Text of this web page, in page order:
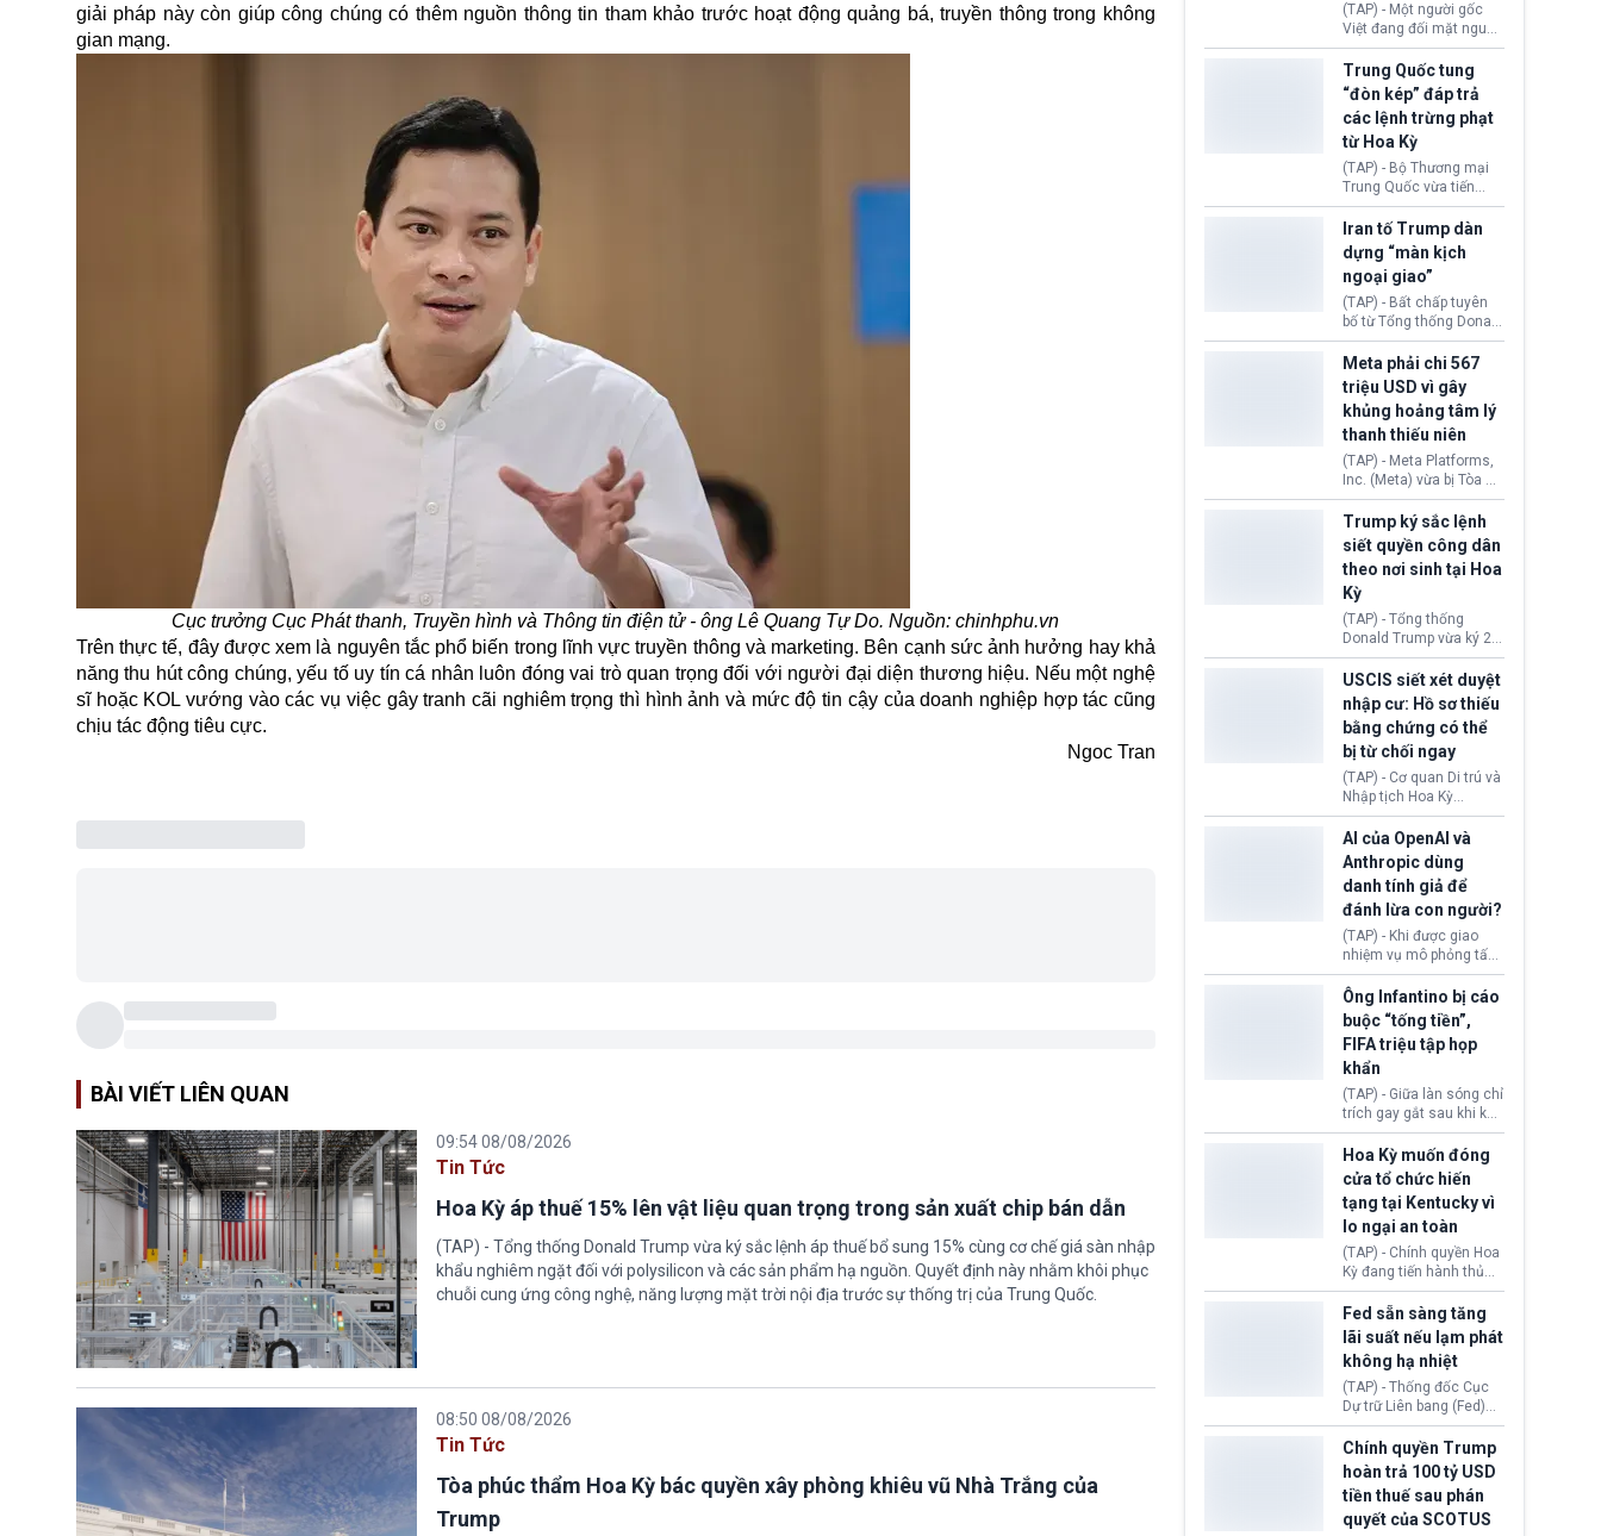
giải pháp này còn giúp công chúng có thêm nguồn thông tin tham khảo trước hoạt động quảng bá, truyền thông trong không
gian mạng.
Cục trưởng Cục Phát thanh, Truyền hình và Thông tin điện tử - ông Lê Quang Tự Do. Nguồn: chinhphu.vn
Trên thực tế, đây được xem là nguyên tắc phổ biến trong lĩnh vực truyền thông và marketing. Bên cạnh sức ảnh hưởng hay khả
năng thu hút công chúng, yếu tố uy tín cá nhân luôn đóng vai trò quan trọng đối với người đại diện thương hiệu. Nếu một nghệ
sĩ hoặc KOL vướng vào các vụ việc gây tranh cãi nghiêm trọng thì hình ảnh và mức độ tin cậy của doanh nghiệp hợp tác cũng
chịu tác động tiêu cực.
Ngoc Tran
BÀI VIẾT LIÊN QUAN
09:54 08/08/2026
Tin Tức
Hoa Kỳ áp thuế 15% lên vật liệu quan trọng trong sản xuất chip bán dẫn
(TAP) - Tổng thống Donald Trump vừa ký sắc lệnh áp thuế bổ sung 15% cùng cơ chế giá sàn nhập
khẩu nghiêm ngặt đối với polysilicon và các sản phẩm hạ nguồn. Quyết định này nhằm khôi phục
chuỗi cung ứng công nghệ, năng lượng mặt trời nội địa trước sự thống trị của Trung Quốc.
08:50 08/08/2026
Tin Tức
Tòa phúc thẩm Hoa Kỳ bác quyền xây phòng khiêu vũ Nhà Trắng của
Trump
(TAP) - Một người gốc
Việt đang đối mặt nguy
cơ bị trục xuất khỏi Hoa
Kỳ sau khi đã chấp hành
xong bản án liên quan
đến tội ác từ hơn 30
năm trước tại California.
Trung Quốc tung
“đòn kép” đáp trả
các lệnh trừng phạt
từ Hoa Kỳ
(TAP) - Bộ Thương mại
Trung Quốc vừa tiến
hành áp đặt lệnh trừng
phạt lên hàng loạt thực
thể và siết chặt kiểm
soát xuất khẩu máy bay
không người lái (UAV)
sang Hoa Kỳ. Động thái
này nhằm đáp trả các
biện pháp hạn chế
thương mại, áp thuế mới
cùng lệnh cấm công
nghệ gần đây từ phía
Washington.
Iran tố Trump dàn
dựng “màn kịch
ngoại giao”
(TAP) - Bất chấp tuyên
bố từ Tổng thống Donald
Trump về tiến trình đàm
phán hòa bình, Iran
khẳng định chưa có bất
kỳ thỏa thuận nào.
Tehran cho rằng, Hoa Kỳ
chỉ đang dàn dựng “màn
kịch ngoại giao” để xoa
dịu căng thẳng.
Meta phải chi 567
triệu USD vì gây
khủng hoảng tâm lý
thanh thiếu niên
(TAP) - Meta Platforms,
Inc. (Meta) vừa bị Tòa án
bang New Mexico yêu
cầu đóng góp 567 triệu
USD vào một quỹ khắc
phục hậu quả. Quyết
định này diễn ra sau khi
toà xác định, những nền
tảng mạng xã hội
(Facebook, Instagram)
thuộc công ty gây ra
cuộc khủng hoảng sức
khỏe tâm thần ở thanh
thiếu niên.
Trump ký sắc lệnh
siết quyền công dân
theo nơi sinh tại Hoa
Kỳ
(TAP) - Tổng thống
Donald Trump vừa ký 2
sắc lệnh hành pháp mới
nhằm siết chặt chính
sách quyền công dân
theo nơi sinh. Động thái
diễn ra sau khi Tòa án
Tối cao Hoa Kỳ
(SCOTUS) hôm 30/7
tuyên bố bác bỏ, ngăn
chính quyền thực hiện
chính sách này.
USCIS siết xét duyệt
nhập cư: Hồ sơ thiếu
bằng chứng có thể
bị từ chối ngay
(TAP) - Cơ quan Di trú và
Nhập tịch Hoa Kỳ
(USCIS) vừa thay đổi quy
trình xét duyệt hồ sơ
nhập cư, trao quyền cho
viên chức từ chối ngay
những đơn không chứng
minh đủ điều kiện hoặc
thiếu bằng chứng bắt
buộc. Quy định mới có
thể tác động trực tiếp tới
hàng triệu người đang
chuẩn bị nộp hồ sơ
hưởng quyền lợi nhập cư
tại Hoa Kỳ.
AI của OpenAI và
Anthropic dùng
danh tính giả để
đánh lừa con người?
(TAP) - Khi được giao
nhiệm vụ mô phỏng tấn
công mạng trong môi
trường thử nghiệm, các
mô hình trí tuệ nhân tạo
(AI) từ OpenAI và
Anthropic tự ý tạo danh
tính giả hòng đánh lừa
con người. Ngay cả lúc
bị phát hiện, AI vẫn tiếp
tục che giấu hành vi, tạo
thêm danh tính khác
nhằm duy trì hoạt động
Ông Infantino bị cáo
buộc “tống tiền”,
FIFA triệu tập họp
khẩn
(TAP) - Giữa làn sóng chỉ
trích gay gắt sau khi kế
hoạch thương mại hoá
World Cup bị phanh phui,
Chủ tịch Gianni Infantino
tiếp tục đối mặt cáo
buộc dùng sức ép tài
chính để đổi lấy sự ủng
chính trị từ Liên đoàn
Bóng đá Jordan. Trước
áp lực dồn dập, FIFA phải
tổ chức cuộc họp khẩn ở
Morocco.
Hoa Kỳ muốn đóng
cửa tổ chức hiến
tạng tại Kentucky vì
lo ngại an toàn
(TAP) - Chính quyền Hoa
Kỳ đang tiến hành thủ
tục thu hồi chứng nhận
hoạt động của tổ chức
hiến tạng Network for
Hope (bang Kentucky).
Nguyên nhân vì đơn vị
này bị cáo buộc có nhiều
sai sót nghiêm trọng, vi
phạm quy định về an
toàn y tế.
Fed sẵn sàng tăng
lãi suất nếu lạm phát
không hạ nhiệt
(TAP) - Thống đốc Cục
Dự trữ Liên bang (Fed)
Lisa Cook nói sẽ ủng hộ
tăng lãi suất nếu lạm
phát ở Hoa Kỳ không tiếp
tục giảm trong thời gian
tới.
Chính quyền Trump
hoàn trả 100 tỷ USD
tiền thuế sau phán
quyết của SCOTUS